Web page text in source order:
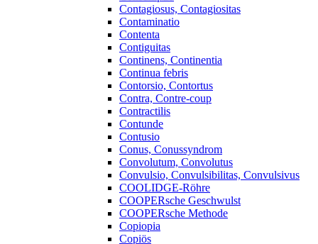
Contagiosus, Contagiositas
Contaminatio
Contenta
Contiguitas
Continens, Continentia
Continua febris
Contorsio, Contortus
Contra, Contre-coup
Contractilis
Contunde
Contusio
Conus, Conussyndrom
Convolutum, Convolutus
Convulsio, Convulsibilitas, Convulsivus
COOLIDGE-Röhre
COOPERsche Geschwulst
COOPERsche Methode
Copiopia
Copiös